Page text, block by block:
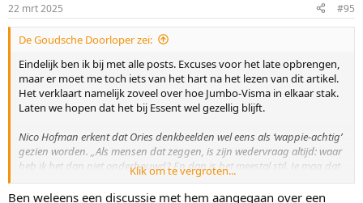
s
:
22 mrt 2025 #95
De Goudsche Doorloper zei:
Eindelijk ben ik bij met alle posts. Excuses voor het late opbrengen,
maar er moet me toch iets van het hart na het lezen van dit artikel.
Het verklaart namelijk zoveel over hoe Jumbo-Visma in elkaar stak.
Laten we hopen dat het bij Essent wel gezellig blijft.
Nico Hofman erkent dat Ories denkbeelden wel eens als ‘wappie-achtig’
gezien worden. „Als mensen dat zeggen, is zijn wedervraag altijd: waar
heb ik het dan niet onderbouwd? En dan is het meestal stil. Je mag dat
soort dingen tegen hem zeggen, maar als je dan niet met goede
argumenten komt, ga je naar een iets verdere schil buiten hem.”
Klik om te vergroten...
Ben weleens een discussie met hem aangegaan over een